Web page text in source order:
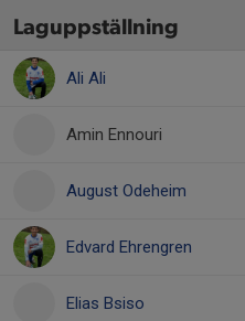
Laguppställning
Ali Ali
Amin Ennouri
August Odeheim
Edvard Ehrengren
Elias Bsiso